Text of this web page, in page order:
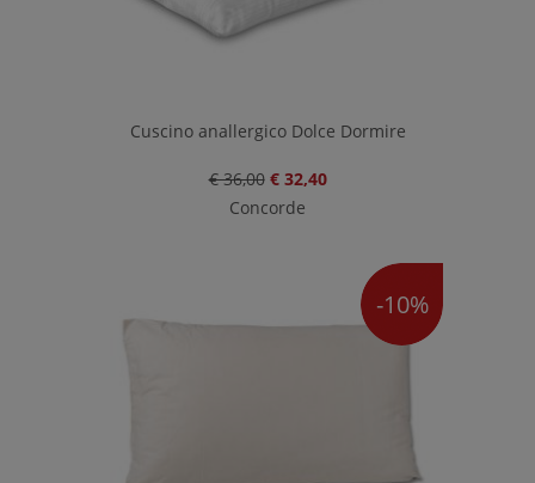
Cuscino anallergico Dolce Dormire
€ 36,00 € 32,40
Concorde
-10%